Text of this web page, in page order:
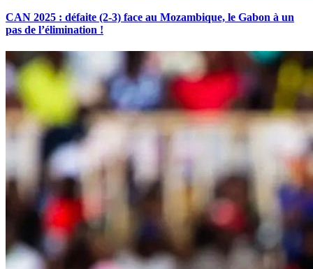
CAN 2025 : défaite (2-3) face au Mozambique, le Gabon à un
pas de l’élimination !